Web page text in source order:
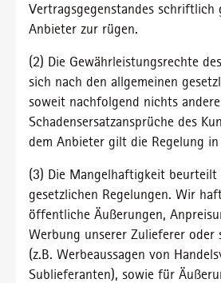
Vertragsgegenstandes schriftlich
Anbieter zur rügen.
(2) Die Gewährleistungsrechte
sich nach den allgemeinen
soweit nachfolgend nichts
Schadensersatzansprüche des
dem Anbieter gilt die Regelung in
(3) Die Mangelhaftigkeit beurteilt
gesetzlichen Regelungen. Wir
öffentliche Äußerungen,
Werbung unserer Zulieferer
(z.B. Werbeaussagen von
Sublieferanten), sowie für